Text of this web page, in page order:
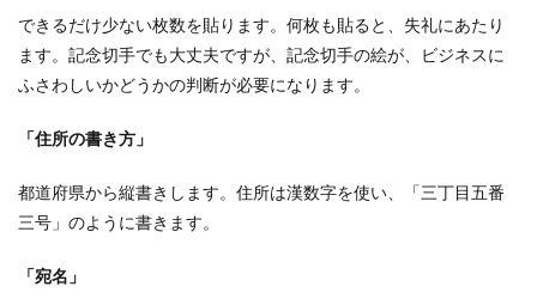
できるだけ少ない枚数を貼ります。何枚も貼ると、失礼にあたり
ます。記念切手でも大丈夫ですが、記念切手の絵が、ビジネスに
ふさわしいかどうかの判断が必要になります。
「住所の書き方」
都道府県から縦書きします。住所は漢数字を使い、「三丁目五番
三号」のように書きます。
「宛名」